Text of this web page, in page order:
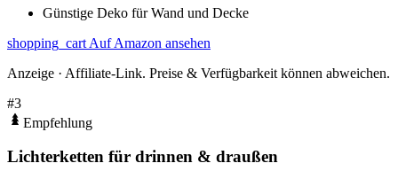
Günstige Deko für Wand und Decke
shopping_cart Auf Amazon ansehen
Anzeige · Affiliate-Link. Preise & Verfügbarkeit können abweichen.
#3
Empfehlung
Lichterketten für drinnen & draußen